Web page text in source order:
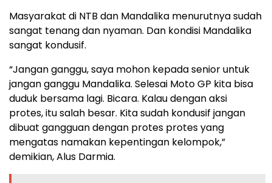
Masyarakat di NTB dan Mandalika menurutnya sudah
sangat tenang dan nyaman. Dan kondisi Mandalika
sangat kondusif.
“Jangan ganggu, saya mohon kepada senior untuk
jangan ganggu Mandalika. Selesai Moto GP kita bisa
duduk bersama lagi. Bicara. Kalau dengan aksi
protes, itu salah besar. Kita sudah kondusif jangan
dibuat gangguan dengan protes protes yang
mengatas namakan kepentingan kelompok,”
demikian, Alus Darmia.